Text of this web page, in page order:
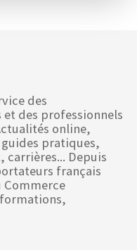
des
des professionnels
online,
pratiques,
carrières... Depuis
français